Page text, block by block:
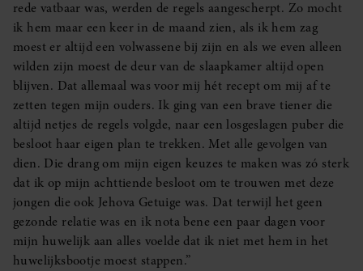
rede vatbaar was, werden de regels aangescherpt. Zo mocht
ik hem maar een keer in de maand zien, als ik hem zag
moest er altijd een volwassene bij zijn en als we even alleen
wilden zijn moest de deur van de slaapkamer altijd open
blijven. Dat allemaal was voor mij hét recept om mij af te
zetten tegen mijn ouders. Ik ging van een brave tiener die
altijd netjes de regels volgde, naar een losgeslagen puber die
besloot haar eigen plan te trekken. Met alle gevolgen van
dien. Die drang om mijn eigen keuzes te maken was zó sterk
dat ik op mijn achttiende besloot om te trouwen met deze
jongen die ook Jehova Getuige was. Dat terwijl het geen
gezonde relatie was en ik nota bene een paar dagen voor
mijn huwelijk aan alles voelde dat ik niet met hem in het
huwelijksbootje moest stappen.”